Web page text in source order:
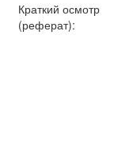
Краткий осмотр
(реферат):